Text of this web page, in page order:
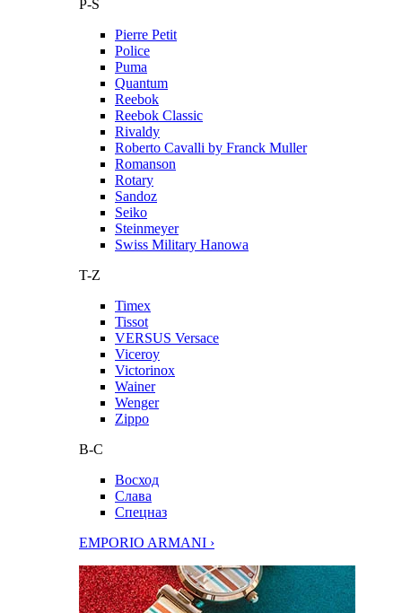
P-S
Pierre Petit
Police
Puma
Quantum
Reebok
Reebok Classic
Rivaldy
Roberto Cavalli by Franck Muller
Romanson
Rotary
Sandoz
Seiko
Steinmeyer
Swiss Military Hanowa
T-Z
Timex
Tissot
VERSUS Versace
Viceroy
Victorinox
Wainer
Wenger
Zippo
В-С
Восход
Слава
Спецназ
EMPORIO ARMANI ›